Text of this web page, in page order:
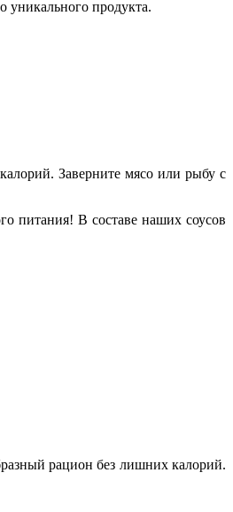
уникального продукта.
Заверните мясо или рыбу с
питания! В составе наших соусов
рацион без лишних калорий.